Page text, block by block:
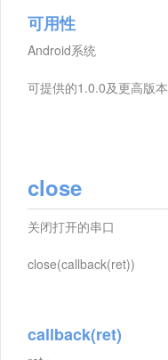
可用性
Android系统
可提供的1.0.0及更高版本
close
关闭打开的串口
close(callback(ret))
callback(ret)